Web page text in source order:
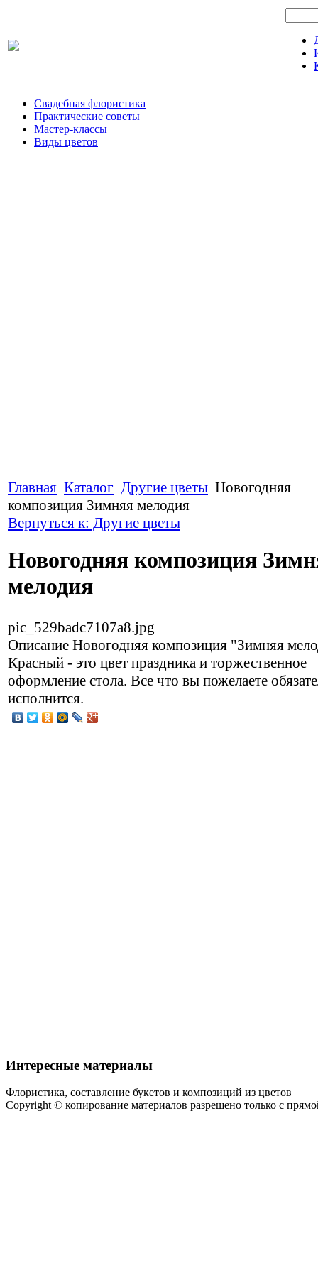
Свадебная флористика
Практические советы
Мастер-классы
Виды цветов
Главная Каталог Другие цветы Новогодняя
композиция Зимняя мелодия
Вернуться к: Другие цветы
Новогодняя композиция
мелодия
pic_529badc7107a8.jpg
Описание Новогодняя композиция "Зимняя
Красный - это цвет праздника и торжественное
оформление стола. Все что вы пожелаете
исполнится.
Интересные материалы
Флористика, составление букетов и композиций из цветов
Copyright © копирование материалов разрешено только с